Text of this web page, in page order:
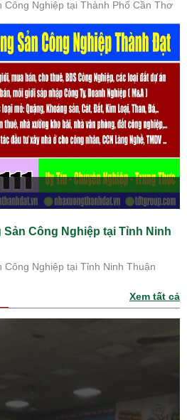
Công Nghiệp tại Thành Phố Cần Thơ
Công Nghiệp tại Tỉnh Ninh
Nghiệp tại Tỉnh Ninh Thuận
Xem tất cả